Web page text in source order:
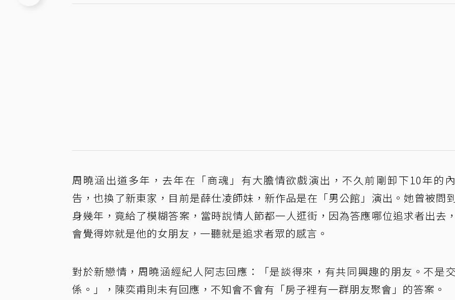
周曉涵出道多年，去年在「商魂」有大膽情欲戲演出，不久前剛卸下10年的
告，也換了新東家，目前是薛仕凌師妹，新作品是在「男公館」演出。她曾被問
身幾年，竟給了模糊答案，當時說情人節都一人逛街，因為答應哪位追求者出去
會覺得妳就是他的女朋友，一聽就是追求者眾的感言。
對於新戀情，周曉涵經紀人阿志回應：「是談得來，有共同興趣的朋友。不是
係。」，陳奕甫則未有回應，不知會不會有「房子裡有一群朋友聚會」的答案。